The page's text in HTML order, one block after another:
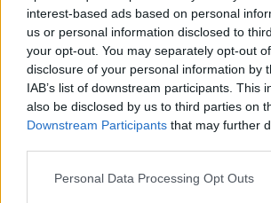
interest-based ads based on personal
us or personal information disclosed to
your opt-out. You may separately opt-out
disclosure of your personal information by
IAB’s list of downstream participants. This
also be disclosed by us to third parties on
Downstream Participants that may further
Please note that this website/app uses one
Personal Data Processing Opt Outs
March)
drkuktart 2020. március 20.